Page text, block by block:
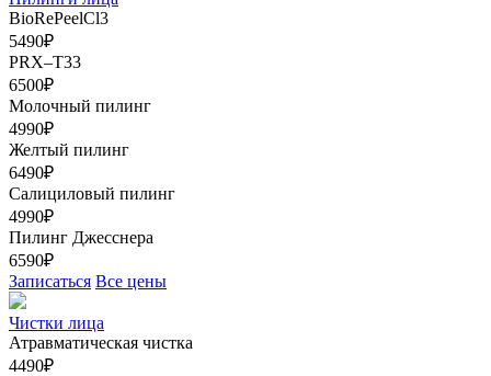
BioRePeelCl3
5490₽
PRX–T33
6500₽
Молочный пилинг
4990₽
Желтый пилинг
6490₽
Салициловый пилинг
4990₽
Пилинг Джесснера
6590₽
Записаться Все цены
Чистки лица
Атравматическая чистка
4490₽